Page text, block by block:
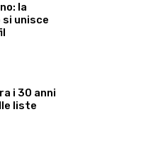
la
unisce
i 30 anni
liste